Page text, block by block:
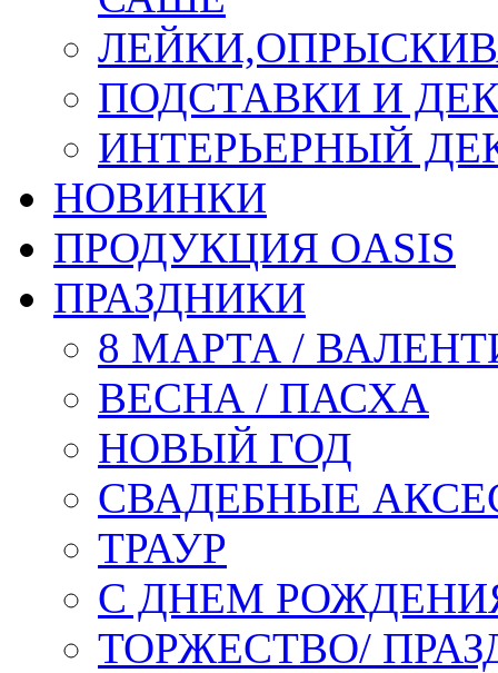
ПОДСТАВКИ И
ИНТЕРЬЕРНЫЙ
НОВИНКИ
ПРОДУКЦИЯ OASIS
ПРАЗДНИКИ
8 МАРТА /
ВЕСНА / ПАСХА
НОВЫЙ ГОД
СВАДЕБНЫЕ
ТРАУР
С ДНЕМ
ТОРЖЕСТВО/